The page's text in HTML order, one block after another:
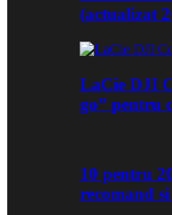
(actualizat
LaCie DJI
go” pentru
10 pentru
recomand